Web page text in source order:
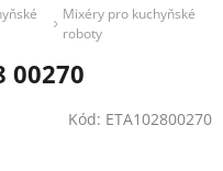
Mixéry pro kuchyňské
roboty
00270
Kód: ETA102800270